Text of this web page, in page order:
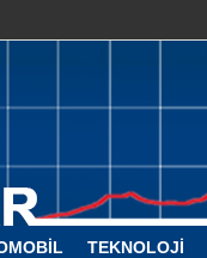
TEKNOLOJİ